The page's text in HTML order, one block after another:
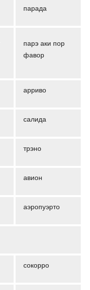
парада
парэ аки пор
фавор
арриво
салида
трэно
авион
аэропуэрто
сокорро